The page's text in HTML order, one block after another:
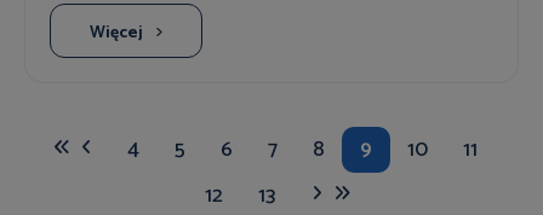
Więcej
4 5 6 7 8 9 10
11
12
13